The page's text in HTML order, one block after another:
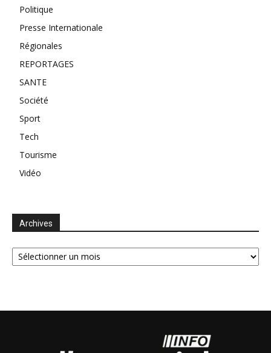
Politique
Presse Internationale
Régionales
REPORTAGES
SANTE
Société
Sport
Tech
Tourisme
Vidéo
Archives
Archives